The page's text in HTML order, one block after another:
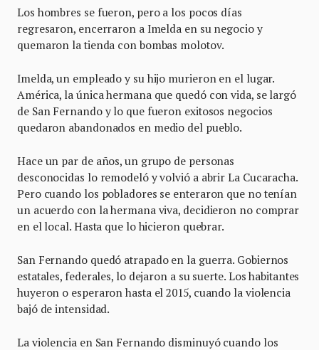
Los hombres se fueron, pero a los pocos días
regresaron, encerraron a Imelda en su negocio y
quemaron la tienda con bombas molotov.
Imelda, un empleado y su hijo murieron en el lugar.
América, la única hermana que quedó con vida, se largó
de San Fernando y lo que fueron exitosos negocios
quedaron abandonados en medio del pueblo.
Hace un par de años, un grupo de personas
desconocidas lo remodeló y volvió a abrir La Cucaracha.
Pero cuando los pobladores se enteraron que no tenían
un acuerdo con la hermana viva, decidieron no comprar
en el local. Hasta que lo hicieron quebrar.
San Fernando quedó atrapado en la guerra. Gobiernos
estatales, federales, lo dejaron a su suerte. Los habitantes
huyeron o esperaron hasta el 2015, cuando la violencia
bajó de intensidad.
La violencia en San Fernando disminuyó cuando los